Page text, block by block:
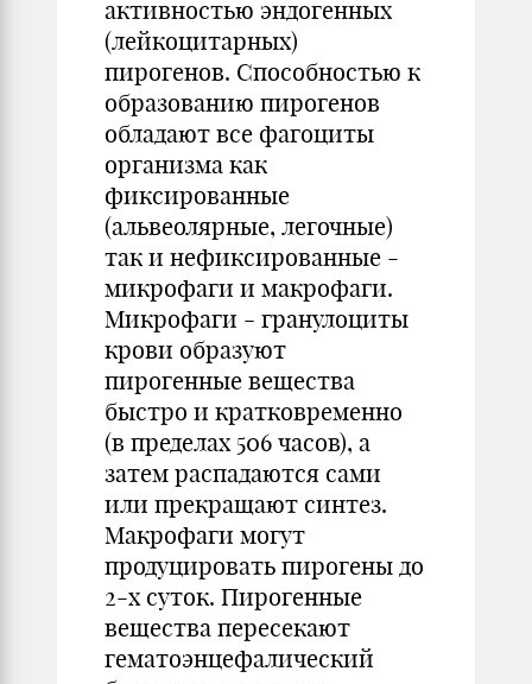
активностью эндогенных
(лейкоцитарных)
пирогенов. Способностью к
образованию пирогенов
обладают все фагоциты
организма как
фиксированные
(альвеолярные, легочные)
так и нефиксированные -
микрофаги и макрофаги.
Микрофаги - гранулоциты
крови образуют
пирогенные вещества
быстро и кратковременно
(в пределах 506 часов), а
затем распадаются сами
или прекращают синтез.
Макрофаги могут
продуцировать пирогены до
2-х суток. Пирогенные
вещества пересекают
гематоэнцефалический